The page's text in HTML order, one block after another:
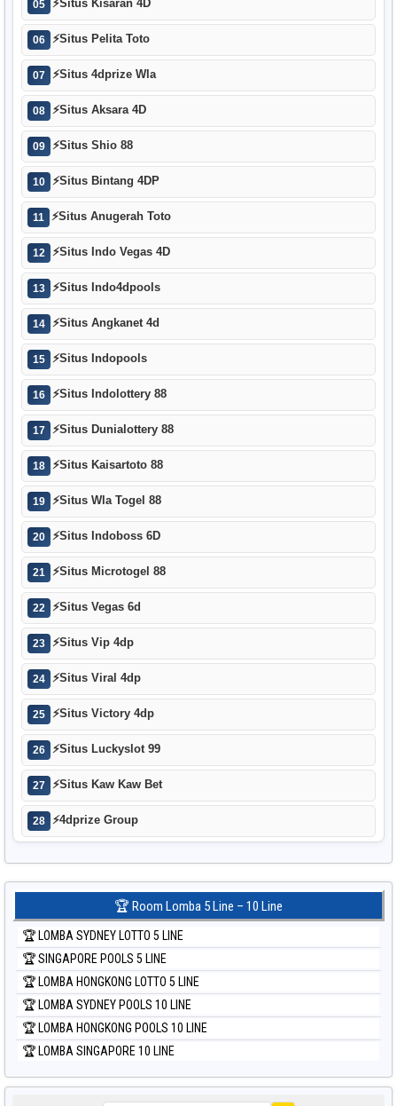
05 ⚡Situs Kisaran 4D
06 ⚡Situs Pelita Toto
07 ⚡Situs 4dprize Wla
08 ⚡Situs Aksara 4D
09 ⚡Situs Shio 88
10 ⚡Situs Bintang 4DP
11 ⚡Situs Anugerah Toto
12 ⚡Situs Indo Vegas 4D
13 ⚡Situs Indo4dpools
14 ⚡Situs Angkanet 4d
15 ⚡Situs Indopools
16 ⚡Situs Indolottery 88
17 ⚡Situs Dunialottery 88
18 ⚡Situs Kaisartoto 88
19 ⚡Situs Wla Togel 88
20 ⚡Situs Indoboss 6D
21 ⚡Situs Microtogel 88
22 ⚡Situs Vegas 6d
23 ⚡Situs Vip 4dp
24 ⚡Situs Viral 4dp
25 ⚡Situs Victory 4dp
26 ⚡Situs Luckyslot 99
27 ⚡Situs Kaw Kaw Bet
28 ⚡4dprize Group
🏆 Room Lomba 5 Line – 10 Line
🏆 LOMBA SYDNEY LOTTO 5 LINE
🏆 SINGAPORE POOLS 5 LINE
🏆 LOMBA HONGKONG LOTTO 5 LINE
🏆 LOMBA SYDNEY POOLS 10 LINE
🏆 LOMBA HONGKONG POOLS 10 LINE
🏆 LOMBA SINGAPORE 10 LINE